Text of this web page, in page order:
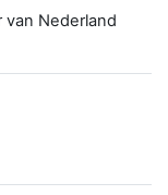
van Nederland